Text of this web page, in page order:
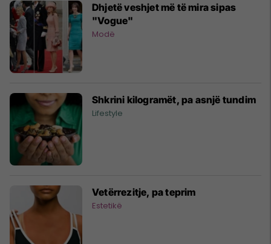
Dhjetë veshjet më të mira sipas
"Vogue"
Modë
Shkrini kilogramët, pa asnjë tundim
Lifestyle
Vetërrezitje, pa teprim
Estetikë